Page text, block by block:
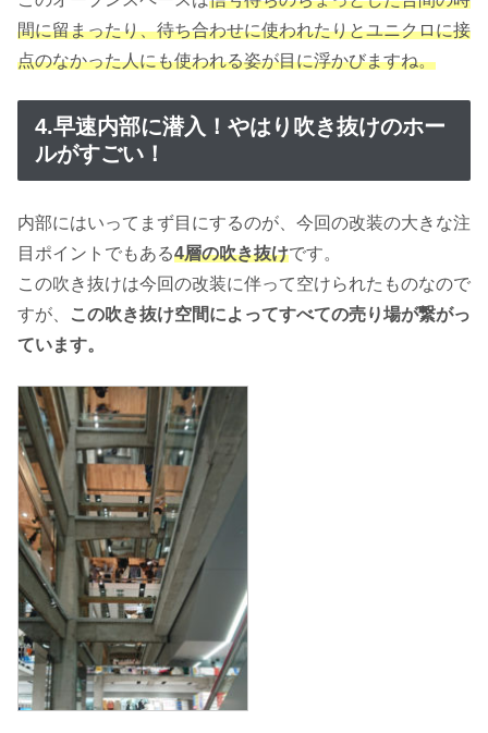
間に留まったり、待ち合わせに使われたりとユニクロに接
点のなかった人にも使われる姿が目に浮かびますね。
4.早速内部に潜入！やはり吹き抜けのホー
ルがすごい！
内部にはいってまず目にするのが、今回の改装の大きな注
目ポイントでもある4層の吹き抜けです。
この吹き抜けは今回の改装に伴って空けられたものなので
すが、
この吹き抜け空間によってすべての売り場が繋がっ
ています。